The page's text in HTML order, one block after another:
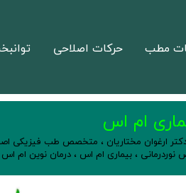
مطب حرکات اصلاحی
ام اس
ارغوان مختاریان ، متخصص طب فیزیکی
نوردرمانی ، بیماری ام اس ، درمان نوین ام اس